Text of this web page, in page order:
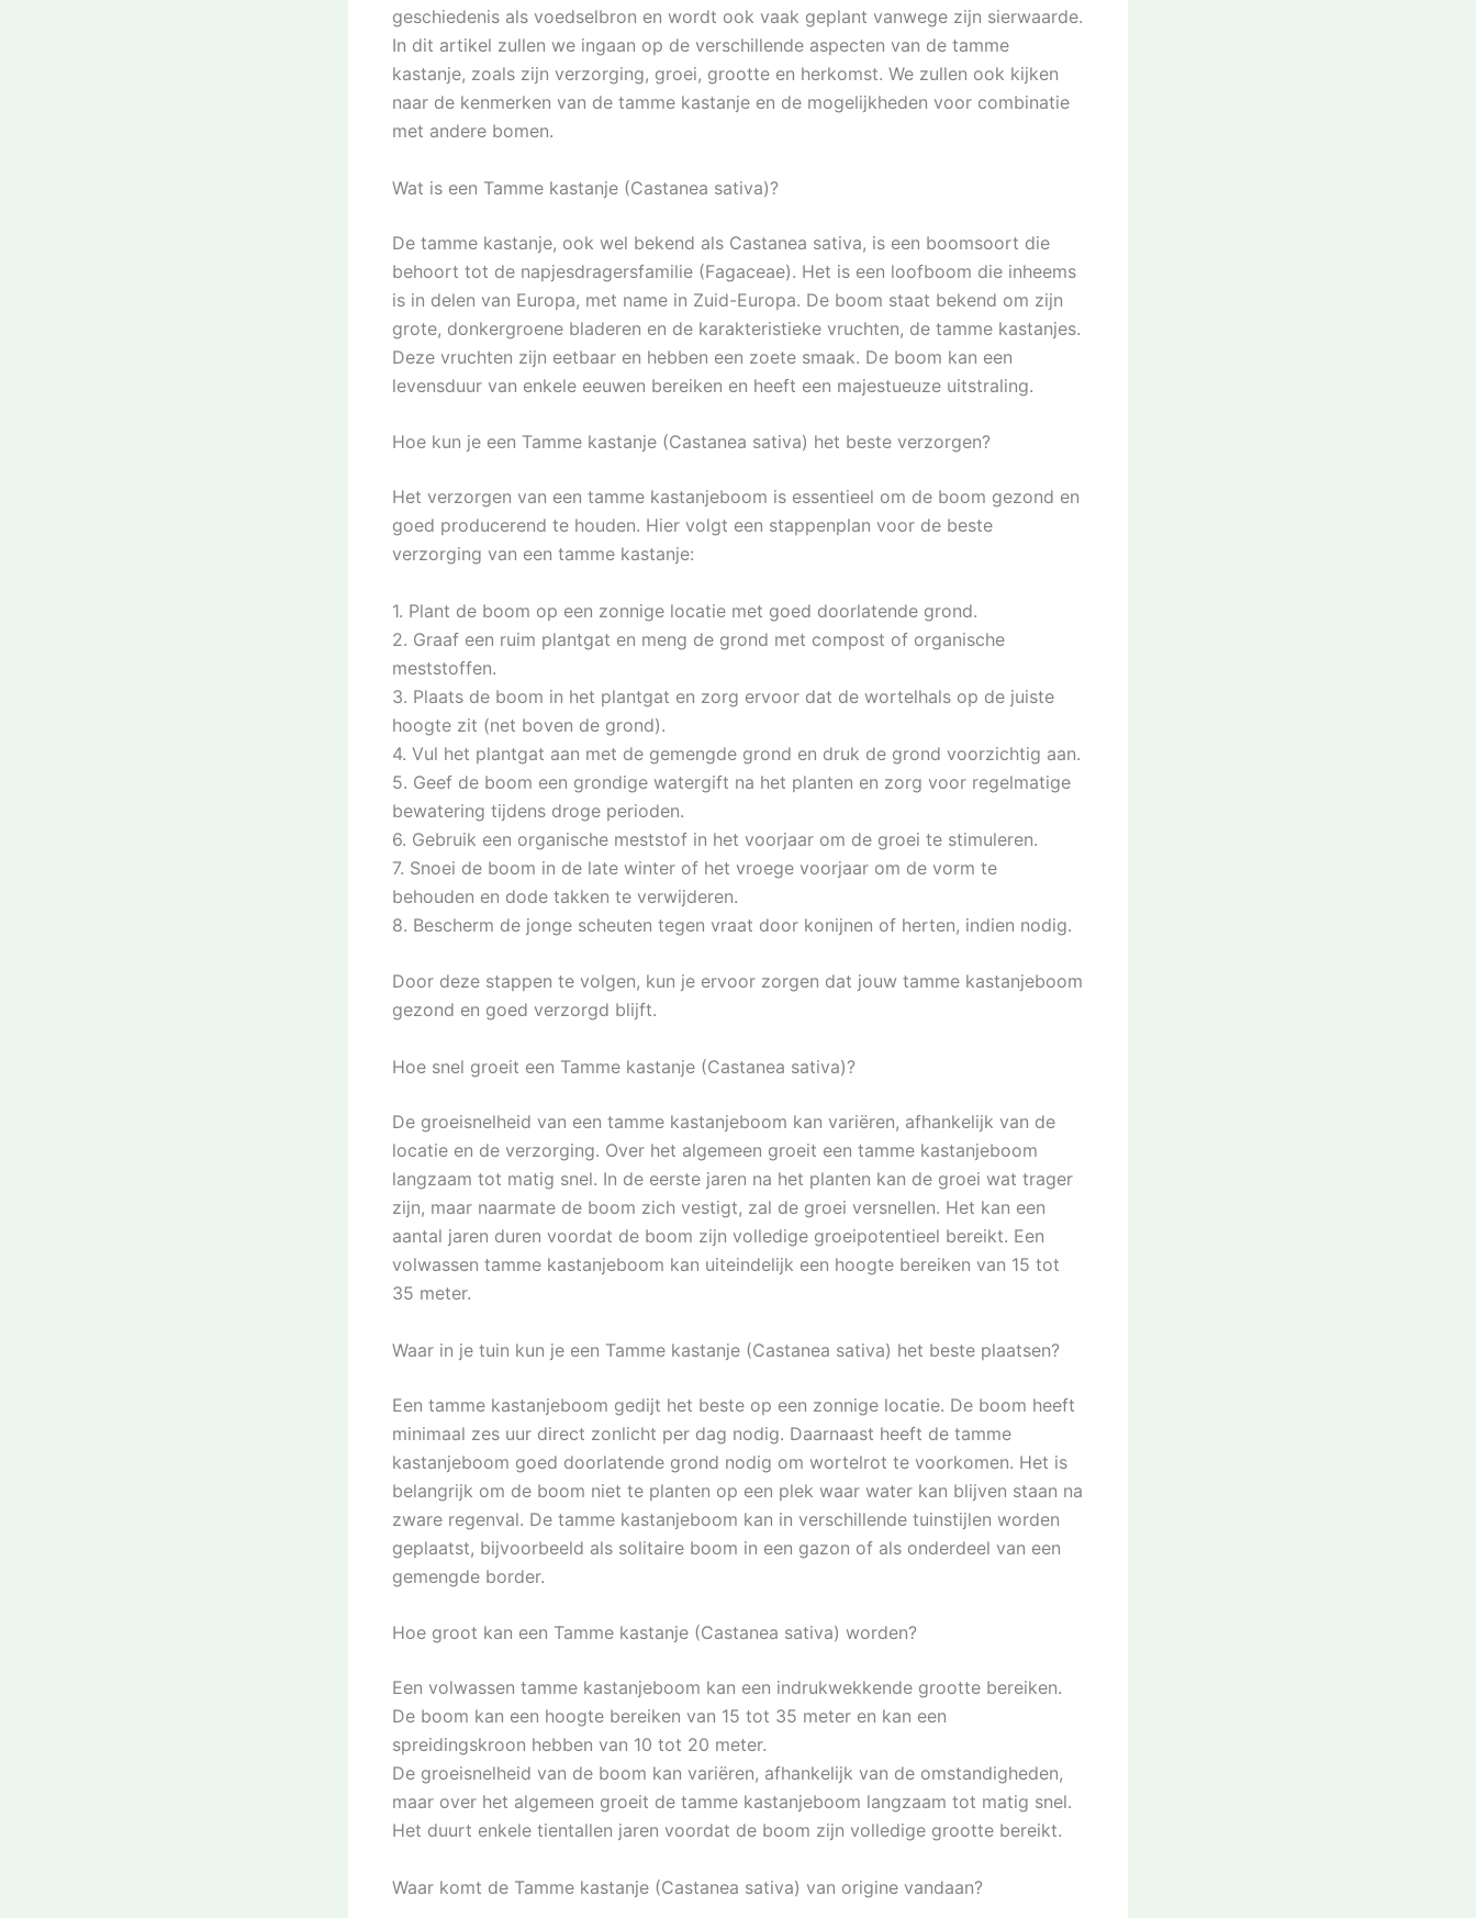
geschiedenis als voedselbron en wordt ook vaak geplant vanwege zijn sierwaarde.
In dit artikel zullen we ingaan op de verschillende aspecten van de tamme
kastanje, zoals zijn verzorging, groei, grootte en herkomst. We zullen ook kijken
naar de kenmerken van de tamme kastanje en de mogelijkheden voor combinatie
met andere bomen.
Wat is een Tamme kastanje (Castanea sativa)?
De tamme kastanje, ook wel bekend als Castanea sativa, is een boomsoort die
behoort tot de napjesdragersfamilie (Fagaceae). Het is een loofboom die inheems
is in delen van Europa, met name in Zuid-Europa. De boom staat bekend om zijn
grote, donkergroene bladeren en de karakteristieke vruchten, de tamme kastanjes.
Deze vruchten zijn eetbaar en hebben een zoete smaak. De boom kan een
levensduur van enkele eeuwen bereiken en heeft een majestueuze uitstraling.
Hoe kun je een Tamme kastanje (Castanea sativa) het beste verzorgen?
Het verzorgen van een tamme kastanjeboom is essentieel om de boom gezond en
goed producerend te houden. Hier volgt een stappenplan voor de beste
verzorging van een tamme kastanje:
1. Plant de boom op een zonnige locatie met goed doorlatende grond.
2. Graaf een ruim plantgat en meng de grond met compost of organische
meststoffen.
3. Plaats de boom in het plantgat en zorg ervoor dat de wortelhals op de juiste
hoogte zit (net boven de grond).
4. Vul het plantgat aan met de gemengde grond en druk de grond voorzichtig aan.
5. Geef de boom een grondige watergift na het planten en zorg voor regelmatige
bewatering tijdens droge perioden.
6. Gebruik een organische meststof in het voorjaar om de groei te stimuleren.
7. Snoei de boom in de late winter of het vroege voorjaar om de vorm te
behouden en dode takken te verwijderen.
8. Bescherm de jonge scheuten tegen vraat door konijnen of herten, indien nodig.
Door deze stappen te volgen, kun je ervoor zorgen dat jouw tamme kastanjeboom
gezond en goed verzorgd blijft.
Hoe snel groeit een Tamme kastanje (Castanea sativa)?
De groeisnelheid van een tamme kastanjeboom kan variëren, afhankelijk van de
locatie en de verzorging. Over het algemeen groeit een tamme kastanjeboom
langzaam tot matig snel. In de eerste jaren na het planten kan de groei wat trager
zijn, maar naarmate de boom zich vestigt, zal de groei versnellen. Het kan een
aantal jaren duren voordat de boom zijn volledige groeipotentieel bereikt. Een
volwassen tamme kastanjeboom kan uiteindelijk een hoogte bereiken van 15 tot
35 meter.
Waar in je tuin kun je een Tamme kastanje (Castanea sativa) het beste plaatsen?
Een tamme kastanjeboom gedijt het beste op een zonnige locatie. De boom heeft
minimaal zes uur direct zonlicht per dag nodig. Daarnaast heeft de tamme
kastanjeboom goed doorlatende grond nodig om wortelrot te voorkomen. Het is
belangrijk om de boom niet te planten op een plek waar water kan blijven staan na
zware regenval. De tamme kastanjeboom kan in verschillende tuinstijlen worden
geplaatst, bijvoorbeeld als solitaire boom in een gazon of als onderdeel van een
gemengde border.
Hoe groot kan een Tamme kastanje (Castanea sativa) worden?
Een volwassen tamme kastanjeboom kan een indrukwekkende grootte bereiken.
De boom kan een hoogte bereiken van 15 tot 35 meter en kan een
spreidingskroon hebben van 10 tot 20 meter.
De groeisnelheid van de boom kan variëren, afhankelijk van de omstandigheden,
maar over het algemeen groeit de tamme kastanjeboom langzaam tot matig snel.
Het duurt enkele tientallen jaren voordat de boom zijn volledige grootte bereikt.
Waar komt de Tamme kastanje (Castanea sativa) van origine vandaan?